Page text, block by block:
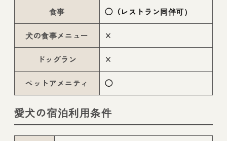
食事 ◯（レストラン同伴可）
犬の食事メニュー ×
ドッグラン ×
ペットアメニティ ◯
愛犬の宿泊利用条件